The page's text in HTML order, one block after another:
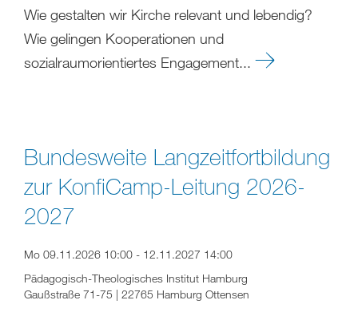
Wie gestalten wir Kirche relevant und lebendig?
Wie gelingen Kooperationen und
sozialraumorientiertes Engagement...
Bundesweite Langzeitfortbildung
zur KonfiCamp-Leitung 2026-
2027
Mo 09.11.2026 10:00 - 12.11.2027 14:00
Pädagogisch-Theologisches Institut Hamburg
Gaußstraße 71-75 | 22765 Hamburg Ottensen